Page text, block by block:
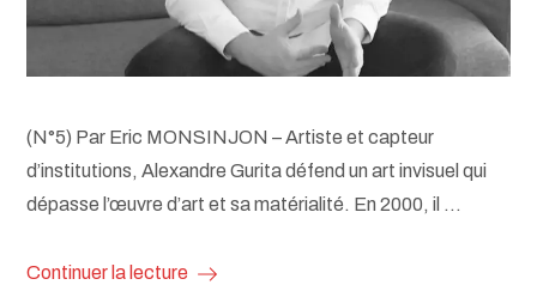
(N°5) Par Eric MONSINJON – Artiste et capteur
d’institutions, Alexandre Gurita défend un art invisuel qui
dépasse l’œuvre d’art et sa matérialité. En 2000, il …
Continuer la lecture